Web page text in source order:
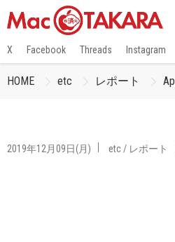
X Facebook Threads Instagram
HOME etc レポート
2019年12月09日(月) etc/ レポート